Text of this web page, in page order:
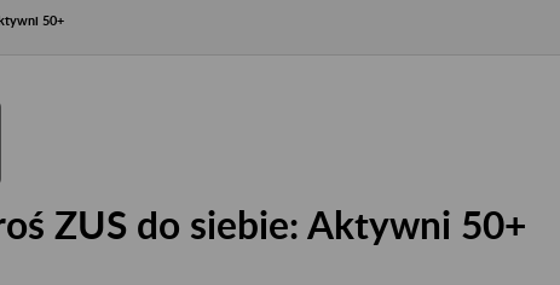
50+
ZUS do siebie: Aktywni 50+